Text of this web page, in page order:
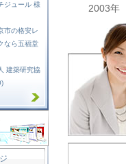
2003年
ジュール 様
市の格安レ
なら五福堂
建築研究協